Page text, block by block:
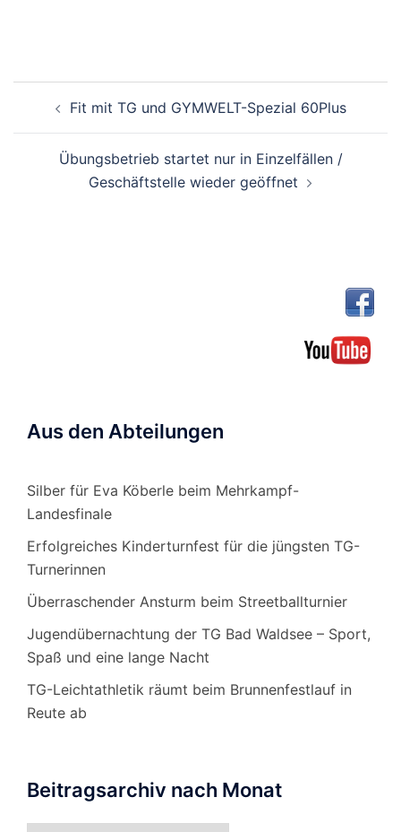
Fit mit TG und GYMWELT-Spezial 60Plus
Übungsbetrieb startet nur in Einzelfällen /
Geschäftstelle wieder geöffnet
Aus den Abteilungen
Silber für Eva Köberle beim Mehrkampf-
Landesfinale
Erfolgreiches Kinderturnfest für die jüngsten TG-
Turnerinnen
Überraschender Ansturm beim Streetballturnier
Jugendübernachtung der TG Bad Waldsee – Sport,
Spaß und eine lange Nacht
TG-Leichtathletik räumt beim Brunnenfestlauf in
Reute ab
Beitragsarchiv nach Monat